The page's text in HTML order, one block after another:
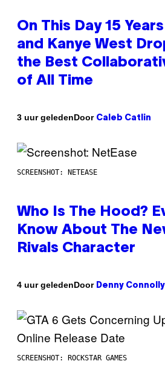
On This Day 15
and Kanye West
the Best
of All Time
3 uur geledenDoor Caleb Catlin
SCREENSHOT: NETEASE
Who Is The Hood?
Know About The
Rivals Character
4 uur geledenDoor Denny Connolly
SCREENSHOT: ROCKSTAR GAMES